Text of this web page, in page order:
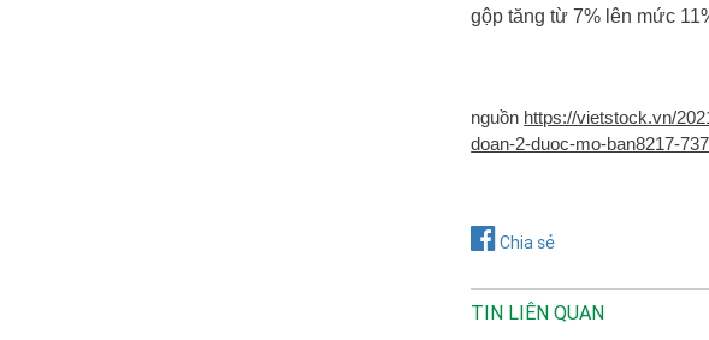
gộp tăng từ 7% lên mức
nguồn https://vietstock.vn/
doan-2-duoc-mo-ban8217-
Chia sẻ
TIN LIÊN QUAN